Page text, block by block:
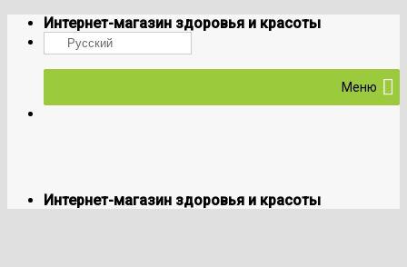
Skip
content
Интернет-магазин здоровья и красоты
Русский
Меню
Интернет-магазин здоровья и красоты